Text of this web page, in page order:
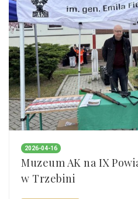
2026-04-16
Muzeum AK na IX
w Trzebini